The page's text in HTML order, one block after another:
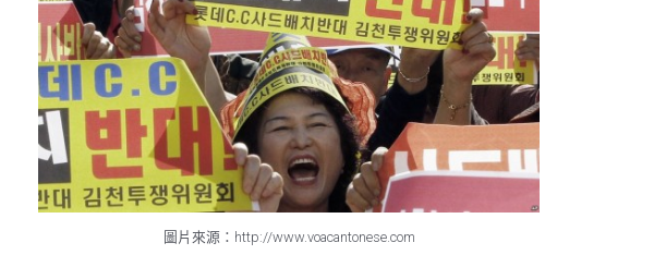
圖片來源：http://www.voacantonese.com